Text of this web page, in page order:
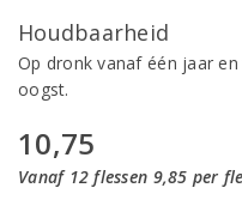
Houdbaarheid
Op dronk vanaf één jaar
oogst.
10,75
Vanaf 12 flessen 9,85 per